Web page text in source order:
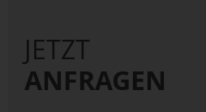
JETZT
ANFRAGEN